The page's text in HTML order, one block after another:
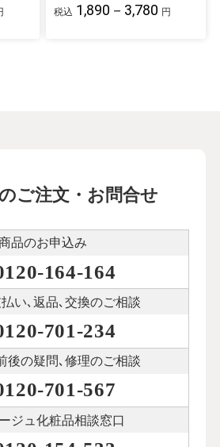
税込 1,890－3,780 円
ご注文・お問合せ
品のお申込み
164-164
い､ 返品､交換のご相談
701-234
後の疑問､修理のご相談
701-567
ジュ化粧品相談窓口